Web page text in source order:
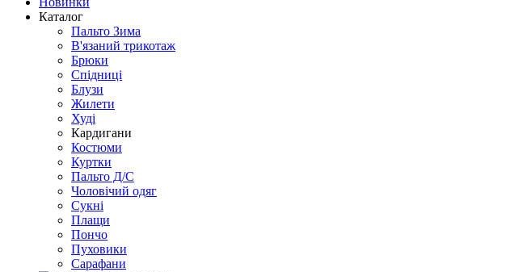
Каталог
Пальто Зима
В'язаний трикотаж
Брюки
Спідниці
Блузи
Жилети
Худі
Кардигани
Костюми
Куртки
Пальто Д/С
Чоловічий одяг
Сукні
Плащи
Пончо
Пуховики
Сарафани
XLSX